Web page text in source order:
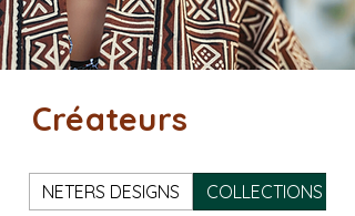
Créateurs
NETERS DESIGNS COLLECTIONS SJ